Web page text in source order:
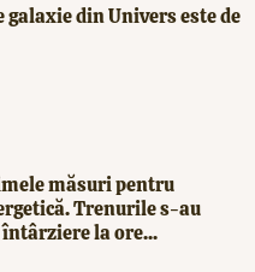
galaxie din Univers este de
măsuri pentru
Trenurile s-au
la ore...